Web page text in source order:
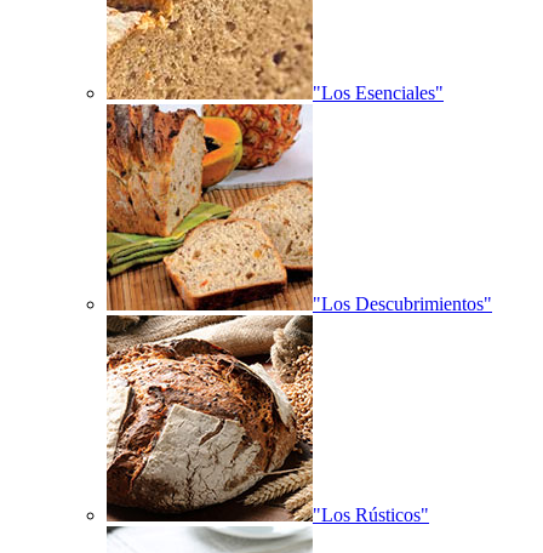
"Los Esenciales"
"Los Descubrimientos"
"Los Rústicos"